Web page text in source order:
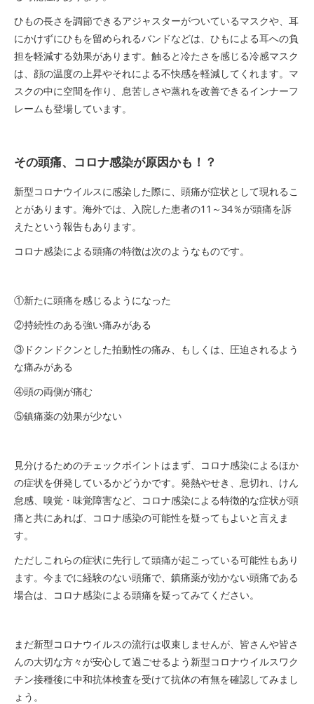
ひもの長さを調節できるアジャスターがついているマスクや、耳
にかけずにひもを留められるバンドなどは、ひもによる耳への負
担を軽減する効果があります。触ると冷たさを感じる冷感マスク
は、顔の温度の上昇やそれによる不快感を軽減してくれます。マ
スクの中に空間を作り、息苦しさや蒸れを改善できるインナーフ
レームも登場しています。
その頭痛、コロナ感染が原因かも！？
新型コロナウイルスに感染した際に、頭痛が症状として現れるこ
とがあります。海外では、入院した患者の11～34％が頭痛を訴
えたという報告もあります。
コロナ感染による頭痛の特徴は次のようなものです。
①新たに頭痛を感じるようになった
②持続性のある強い痛みがある
③ドクンドクンとした拍動性の痛み、もしくは、圧迫されるよう
な痛みがある
④頭の両側が痛む
⑤鎮痛薬の効果が少ない
見分けるためのチェックポイントはまず、コロナ感染によるほか
の症状を併発しているかどうかです。発熱やせき、息切れ、けん
怠感、嗅覚・味覚障害など、コロナ感染による特徴的な症状が頭
痛と共にあれば、コロナ感染の可能性を疑ってもよいと言えま
す。
ただしこれらの症状に先行して頭痛が起こっている可能性もあり
ます。今までに経験のない頭痛で、鎮痛薬が効かない頭痛である
場合は、コロナ感染による頭痛を疑ってみてください。
まだ新型コロナウイルスの流行は収束しませんが、皆さんや皆さ
んの大切な方々が安心して過ごせるよう新型コロナウイルスワク
チン接種後に中和抗体検査を受けて抗体の有無を確認してみまし
ょう。